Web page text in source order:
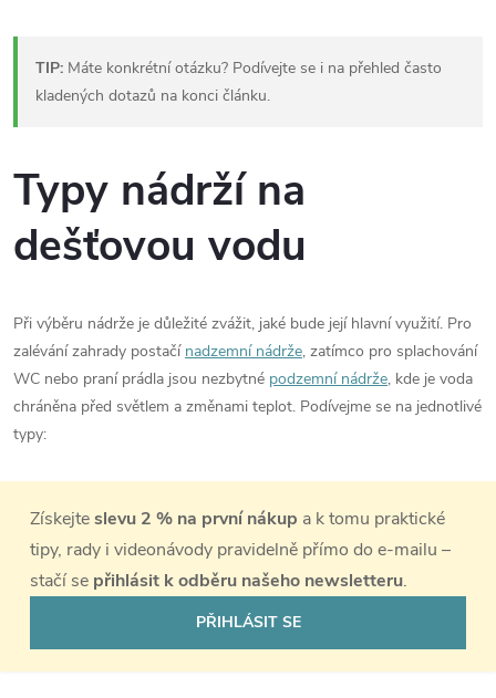
TIP: Máte konkrétní otázku? Podívejte se i na přehled často
kladených dotazů na konci článku.
Typy nádrží na
dešťovou vodu
Při výběru nádrže je důležité zvážit, jaké bude její hlavní využití. Pro
zalévání zahrady postačí nadzemní nádrže, zatímco pro splachování
WC nebo praní prádla jsou nezbytné podzemní nádrže, kde je voda
chráněna před světlem a změnami teplot. Podívejme se na jednotlivé
typy:
Získejteslevu 2 % na první nákup a k tomu praktické
tipy, rady i videonávody pravidelně přímo do e-mailu –
stačí se přihlásit k odběru našeho newsletteru.
PŘIHLÁSIT SE